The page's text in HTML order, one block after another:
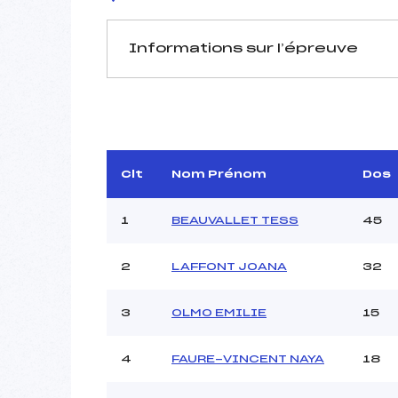
Informations sur l’épreuve
Arbitre :
Assistant :
MANCHE 1
Heure de départ :
Ouvreurs A :
Clt Nom Prénom Dos
1 BEAUVALLET TESS 45
2 LAFFONT JOANA 32
3 OLMO EMILIE 15
4 FAURE-VINCENT NAYA 18